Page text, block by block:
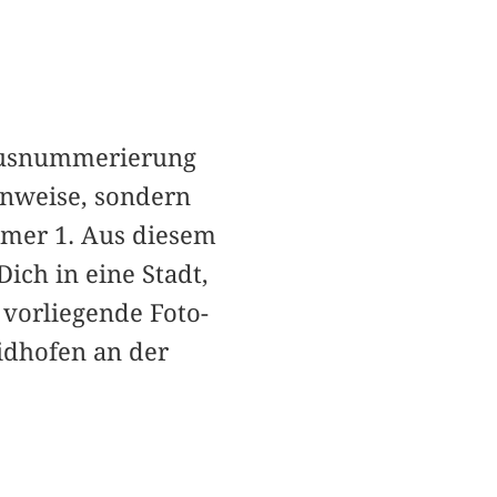
sondern
1. Aus diesem
in eine Stadt,
Foto-
an der